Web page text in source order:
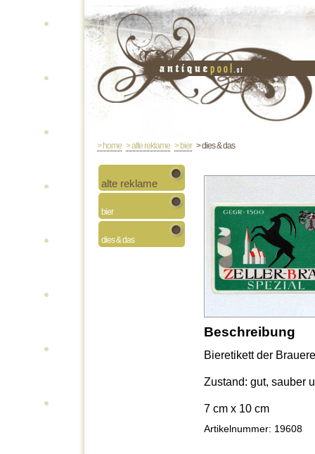
> home > alte reklame > bier> dies & das
alte reklame
bier
dies & das
Beschreibung
Bieretikett der
Zustand: gut, sauber
7 cm x 10 cm
Artikelnummer: 19608